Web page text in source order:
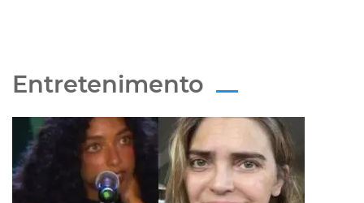
Entretenimento